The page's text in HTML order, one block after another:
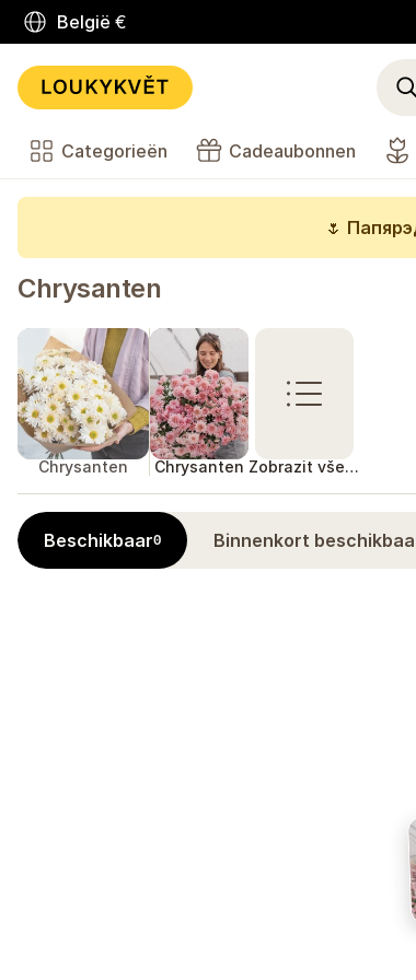
België €
Categorieën Cadeaubonnen
🌷
Chrysanten
Chrysanten Chrysanten Zobrazit vše…
Beschikbaar0 Binnenkort